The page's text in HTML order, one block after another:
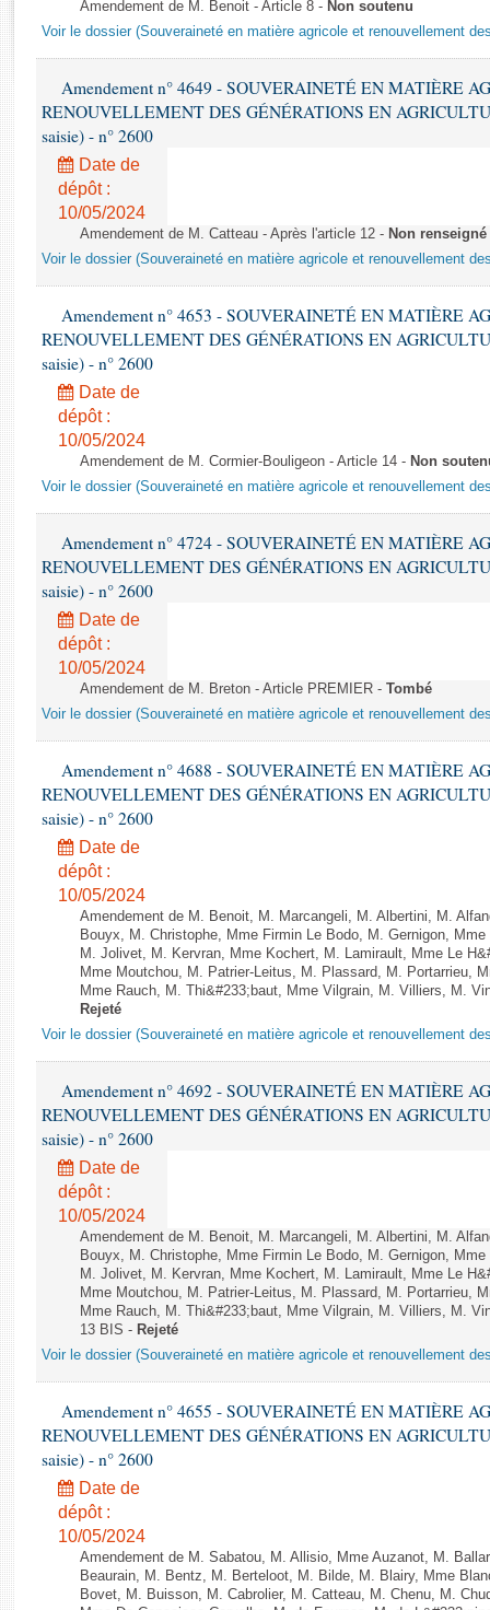
Rapports d'enquête
Rapports législatifs
Rapports sur l'application des lois
Baromètre de l’application des lois
Dossiers législatifs
Budget et sécurité sociale
Questions écrites et orales
Comptes rendus des débats
Amendement de M. Benoit - Article 8 - Non soutenu
Voir le dossier (Souveraineté en matière agricole et renouvellement
Amendement n° 4649 - SOUVERAINETÉ EN MATIÈRE
RENOUVELLEMENT DES GÉNÉRATIONS EN
saisie) - n° 2600
Date de
dépôt :
10/05/2024
Amendement de M. Catteau - Après l'article 12 - Non renseigné
Voir le dossier (Souveraineté en matière agricole et renouvellement
Amendement n° 4653 - SOUVERAINETÉ EN MATIÈRE
RENOUVELLEMENT DES GÉNÉRATIONS EN
saisie) - n° 2600
Date de
dépôt :
10/05/2024
Amendement de M. Cormier-Bouligeon - Article 14 - Non
Voir le dossier (Souveraineté en matière agricole et renouvellement
Amendement n° 4724 - SOUVERAINETÉ EN MATIÈRE
RENOUVELLEMENT DES GÉNÉRATIONS EN
saisie) - n° 2600
Date de
dépôt :
10/05/2024
Amendement de M. Breton - Article PREMIER - Tombé
Voir le dossier (Souveraineté en matière agricole et renouvellement
Amendement n° 4688 - SOUVERAINETÉ EN MATIÈRE
RENOUVELLEMENT DES GÉNÉRATIONS EN
saisie) - n° 2600
Date de
dépôt :
10/05/2024
Amendement de M. Benoit, M. Marcangeli, M. Albertini, M.
Bouyx, M. Christophe, Mme Firmin Le Bodo, M. Gernigon,
M. Jolivet, M. Kervran, Mme Kochert, M. Lamirault, Mme Le
Mme Moutchou, M. Patrier-Leitus, M. Plassard, M. Portarrieu,
Mme Rauch, M. Thi&#233;baut, Mme Vilgrain, M. Villiers, M.
Rejeté
Voir le dossier (Souveraineté en matière agricole et renouvellement
Amendement n° 4692 - SOUVERAINETÉ EN MATIÈRE
RENOUVELLEMENT DES GÉNÉRATIONS EN
saisie) - n° 2600
Date de
dépôt :
10/05/2024
Amendement de M. Benoit, M. Marcangeli, M. Albertini, M.
Bouyx, M. Christophe, Mme Firmin Le Bodo, M. Gernigon,
M. Jolivet, M. Kervran, Mme Kochert, M. Lamirault, Mme Le
Mme Moutchou, M. Patrier-Leitus, M. Plassard, M. Portarrieu,
Mme Rauch, M. Thi&#233;baut, Mme Vilgrain, M. Villiers, M.
13 BIS - Rejeté
Voir le dossier (Souveraineté en matière agricole et renouvellement
Amendement n° 4655 - SOUVERAINETÉ EN MATIÈRE
RENOUVELLEMENT DES GÉNÉRATIONS EN
saisie) - n° 2600
Date de
dépôt :
10/05/2024
Amendement de M. Sabatou, M. Allisio, Mme Auzanot, M.
Beaurain, M. Bentz, M. Berteloot, M. Bilde, M. Blairy, Mme
Bovet, M. Buisson, M. Cabrolier, M. Catteau, M. Chenu, M.